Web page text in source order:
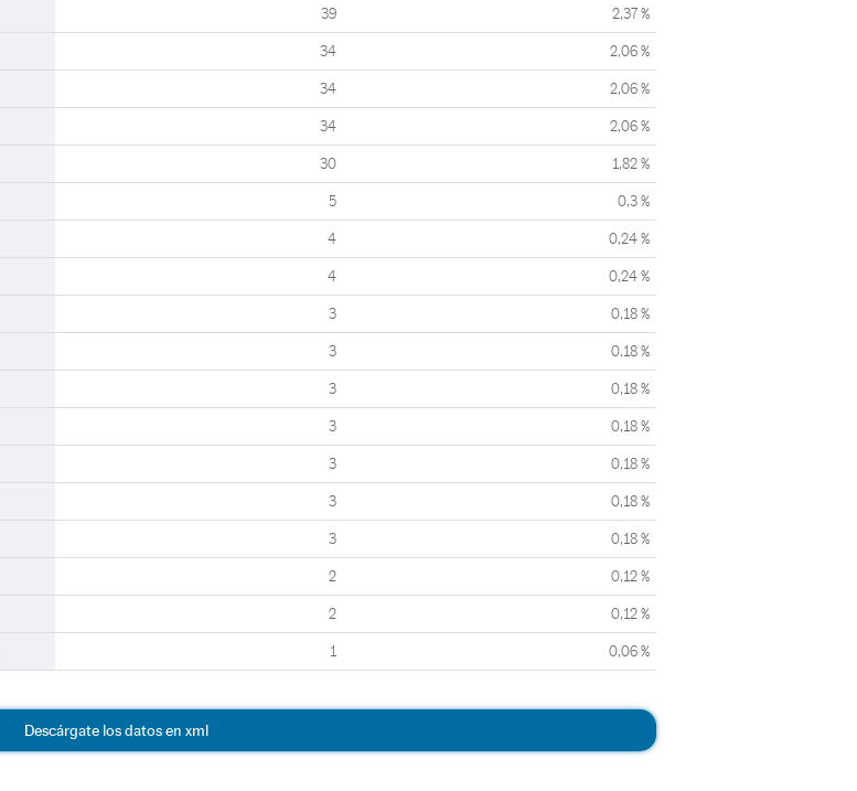
39 2,37 %
34 2,06 %
34 2,06 %
34 2,06 %
30 1,82 %
5 0,3 %
4 0,24 %
4 0,24 %
3 0,18 %
3 0,18 %
3 0,18 %
3 0,18 %
3 0,18 %
3 0,18 %
3 0,18 %
2 0,12 %
2 0,12 %
1 0,06 %
Descárgate los datos en xml